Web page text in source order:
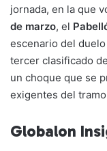
jornada, en la que
de marzo, el
escenario del
tercer clasificado
un choque que se
exigentes del
Globalon